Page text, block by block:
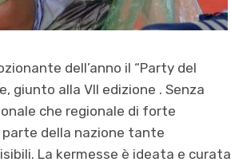
dell’anno il “Party del
giunto alla VII edizione . Senza
che regionale di forte
della nazione tante
La kermesse è ideata e curata